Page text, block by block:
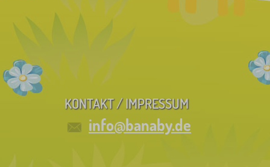
KONTAKT / IMPRESSUM
info@banaby.de